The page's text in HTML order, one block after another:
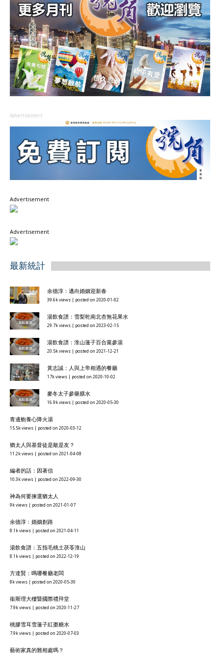
Advertisement
Advertisement
Advertisement
最新統計
余德淳：邁向婚姻迎新春
39.6k views | posted on 2020-01-02
湯飲食譜：雪梨乾南北杏無花果水
29.7k views | posted on 2023-02-15
湯飲食譜：淮山蓮子百合黨參湯
20.5k views | posted on 2021-12-21
黃志誠：人與上帝相遇的餐廳
17k views | posted on 2020-10-02
麥冬太子參藥膳水
16.9k views | posted on 2020-05-30
青邊鮑養心降火湯
15.5k views | posted on 2020-03-12
猶太人與基督徒是敵是友？
11.2k views | posted on 2021-04-08
編者的話：因著信
10.3k views | posted on 2022-09-30
神為何要揀選猶太人
9k views | posted on 2021-01-07
余德淳：婚姻創路
8.1k views | posted on 2021-04-11
湯飲食譜：五指毛桃土茯苓淮山
8.1k views | posted on 2022-12-19
方達賢：嗎哪餐廳老闆
8k views | posted on 2020-05-30
衞斯理大樓暨國際禮拜堂
7.9k views | posted on 2020-11-27
桃膠雪耳雪蓮子紅棗糖水
7.9k views | posted on 2020-07-03
藝術家真的難相處嗎？